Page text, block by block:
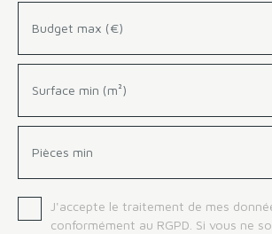
Budget max (€)
Surface min (m²)
Pièces min
J'accepte le traitement de mes
conformément au RGPD. Si vous ne